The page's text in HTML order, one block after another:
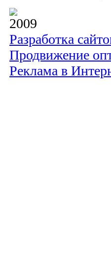
2009
Разработка
Продвижение
Реклама в